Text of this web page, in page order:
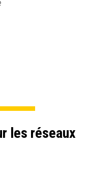
les réseaux